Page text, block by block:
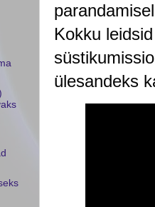
Kokku
ülesandeks